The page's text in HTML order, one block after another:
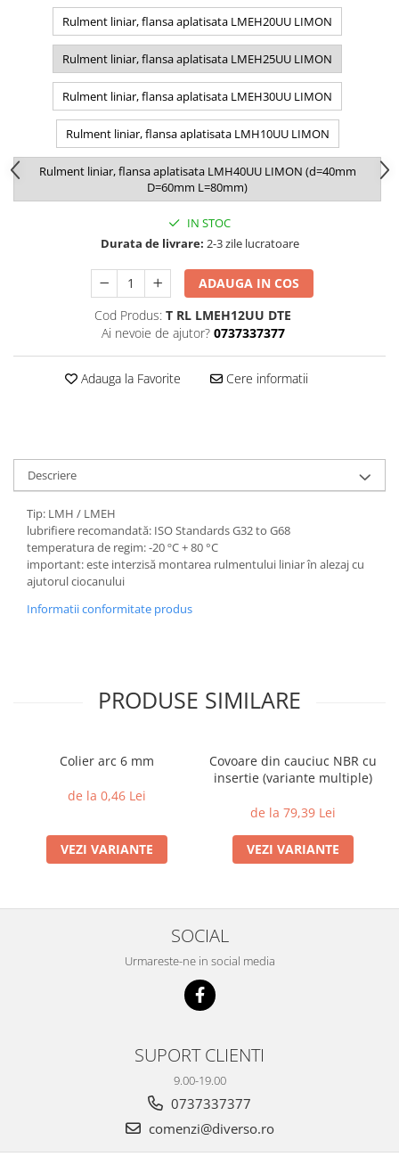
Rulment liniar, flansa aplatisata LMEH20UU LIMON
Rulment liniar, flansa aplatisata LMEH25UU LIMON
Rulment liniar, flansa aplatisata LMEH30UU LIMON
Rulment liniar, flansa aplatisata LMH10UU LIMON
Rulment liniar, flansa aplatisata LMH40UU LIMON (d=40mm
D=60mm L=80mm)
IN STOC
Durata de livrare: 2-3 zile lucratoare
ADAUGA IN COS
Cod Produs: T RL LMEH12UU DTE
Ai nevoie de ajutor? 0737337377
Adauga la Favorite Cere informatii
Descriere
Tip: LMH / LMEH
lubrifiere recomandată: ISO Standards G32 to G68
temperatura de regim: -20 ºC + 80 °C
important: este interzisă montarea rulmentului liniar în alezaj cu
ajutorul ciocanului
Informatii conformitate produs
PRODUSE SIMILARE
Colier arc 6 mm
de la 0,46 Lei
VEZI VARIANTE
Covoare din cauciuc NBR cu
insertie (variante multiple)
de la 79,39 Lei
VEZI VARIANTE
SOCIAL
Urmareste-ne in social media
SUPORT CLIENTI
9.00-19.00
0737337377
comenzi@diverso.ro